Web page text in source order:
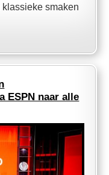
smaken
ESPN naar alle